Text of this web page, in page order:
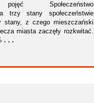
Społeczeństwo
trzy stany społeczeństwie
stany, z czego mieszczański
miasta zaczęły rozkwitać.
. . .